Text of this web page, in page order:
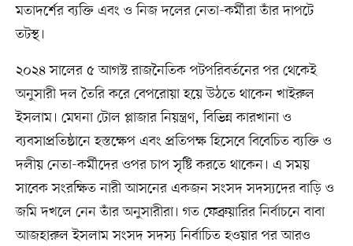
মতাদর্শের ব্যক্তি এবং ও নিজ দলের নেতা-কর্মীরা তাঁর দাপটে
তটস্থ।
২০২৪ সালের ৫ আগস্ট রাজনৈতিক পটপরিবর্তনের পর থেকেই
অনুসারী দল তৈরি করে বেপরোয়া হয়ে উঠতে থাকেন খাইরুল
ইসলাম। মেঘনা টোল প্লাজার নিয়ন্ত্রণ, বিভিন্ন কারখানা ও
ব্যবসাপ্রতিষ্ঠানে হস্তক্ষেপ এবং প্রতিপক্ষ হিসেবে বিবেচিত ব্যক্তি ও
দলীয় নেতা-কর্মীদের ওপর চাপ সৃষ্টি করতে থাকেন। এ সময়
সাবেক সংরক্ষিত নারী আসনের একজন সংসদ সদস্যদের বাড়ি ও
জমি দখলে নেন তাঁর অনুসারীরা। গত ফেব্রুয়ারির নির্বাচনে বাবা
আজহারুল ইসলাম সংসদ সদস্য নির্বাচিত হওয়ার পর আরও